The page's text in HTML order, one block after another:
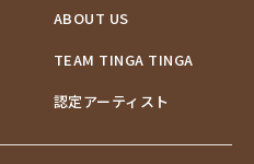
ABOUT US
TEAM TINGA TINGA
認定アーティスト